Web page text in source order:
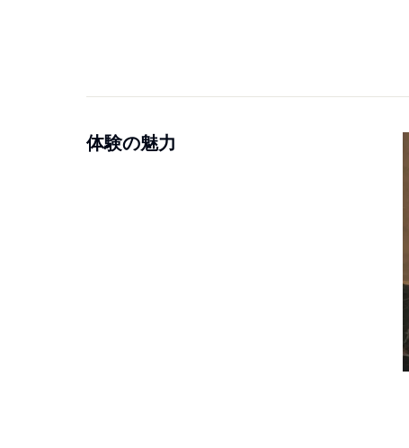
体験の魅力